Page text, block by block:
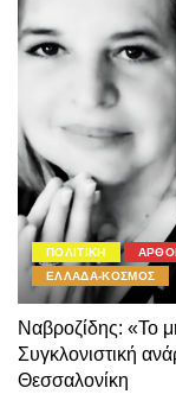
ΠΟΛΙΤΙΚΗ
ΕΛΛΑΔΑ-ΚΟΣΜΟΣ
Ναβροζίδης: «Το
Συγκλονιστική
Θεσσαλονίκη